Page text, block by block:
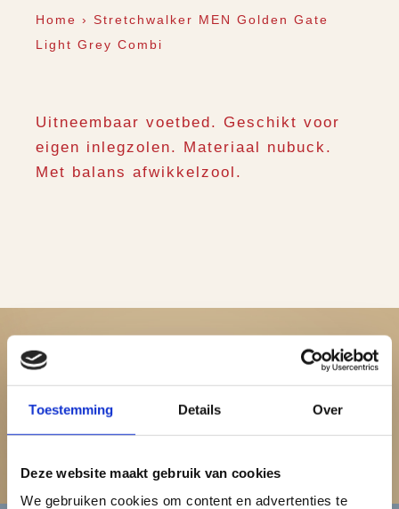
Toestemming Details Over
Deze website maakt gebruik van cookies
We gebruiken cookies om content en advertenties te
Home › Stretchwalker MEN Golden Gate
Light Grey Combi
Uitneembaar voetbed. Geschikt voor
eigen inlegzolen. Materiaal nubuck.
Met balans afwikkelzool.
Dames